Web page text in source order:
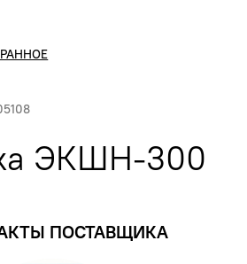
ЭКШН-300
ПОСТАВЩИКА